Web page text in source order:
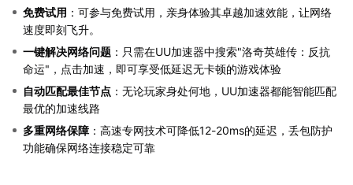
免费试用 ：可参与免费试用，亲身体验其卓越加速效能，让网络
速度即刻飞升。
一键解决网络问题 ：只需在UU加速器中搜索"洛奇英雄传：反抗
命运"，点击加速，即可享受低延迟无卡顿的游戏体验
自动匹配最佳节点 ：无论玩家身处何地，UU加速器都能智能匹配
最优的加速线路
多重网络保障 ：高速专网技术可降低12-20ms的延迟，丢包防护
功能确保网络连接稳定可靠